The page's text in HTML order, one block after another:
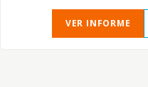
VER INFORME